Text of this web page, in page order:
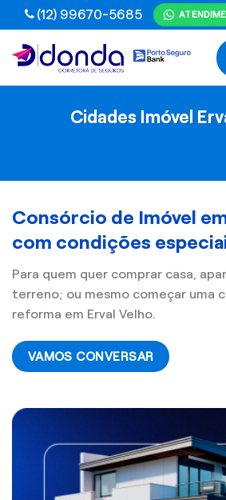
Skip
to
content
(12) 99670-5685
Cidades Imóvel
Consórcio de Imóvel
com condições
Para quem quer comprar casa,
terreno; ou mesmo começar uma
reforma em Erval Velho.
VAMOS CONVERSAR